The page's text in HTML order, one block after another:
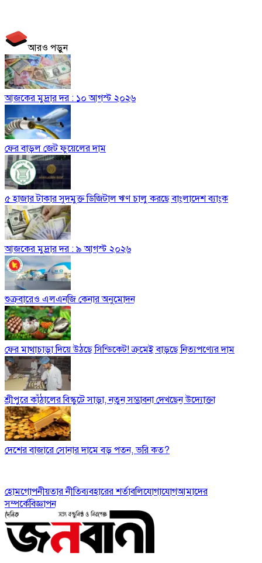
আরও পড়ুন
আজকের মুদ্রার দর : ১০ আগস্ট ২০২৬
ফের বাড়ল জেট ফুয়েলের দাম
৫ হাজার টাকার সুদমুক্ত ডিজিটাল ঋণ চালু করছে বাংলাদেশ ব্যাংক
আজকের মুদ্রার দর : ৯ আগস্ট ২০২৬
শুক্রবারেও এলএনজি কেনার অনুমোদন
ফের মাথাচাড়া দিয়ে উঠছে সিন্ডিকেট! ক্রমেই বাড়ছে নিত্যপণ্যের দাম
শ্রীপুরে কাঁঠালের বিস্কুটে সাড়া, নতুন সম্ভাবনা দেখছেন উদ্যোক্তা
দেশের বাজারে সোনার দামে বড় পতন, ভরি কত?
হোমগোপনীয়তার নীতিব্যবহারের শর্তাবলিযোগাযোগআমাদের
সম্পর্কেবিজ্ঞাপন